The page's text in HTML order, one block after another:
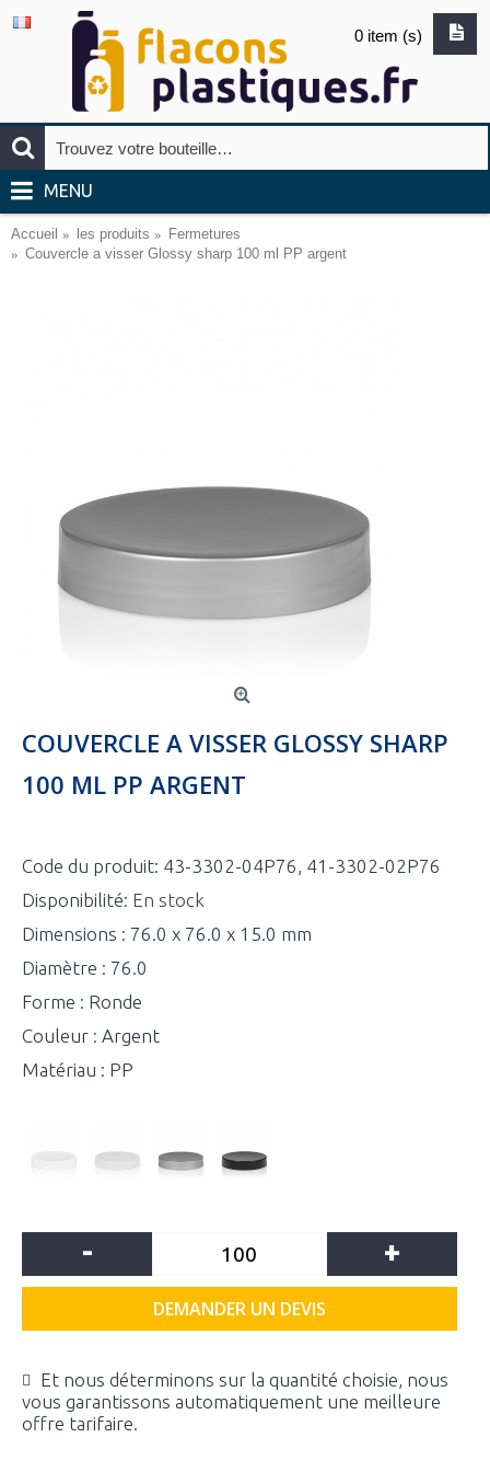
0 item (s)
MENU
Accueil les produits
Fermetures
Couvercle a visser Glossy sharp 100 ml PP argent
COUVERCLE A VISSER GLOSSY SHARP
100 ML PP ARGENT
Code du produit: 43-3302-04P76, 41-3302-02P76
Disponibilité: En stock
Dimensions : 76.0 x 76.0 x 15.0 mm
Diamètre : 76.0
Forme : Ronde
Couleur : Argent
Matériau : PP
- +
DEMANDER UN DEVIS
Et nous déterminons sur la quantité choisie, nous
vous garantissons automatiquement une meilleure
offre tarifaire.